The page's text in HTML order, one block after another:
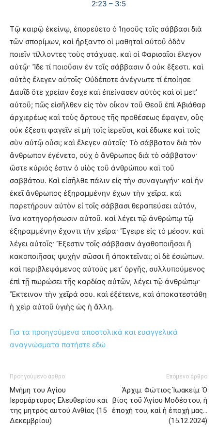
2:23 – 3:5
Τῷ καιρῷ ἐκείνῳ, ἐπορεύετο ὀ Ἰησοῦς τοῖς σάββασι διὰ
τῶν σπορίμων, καὶ ἤρξαντο οἱ μαθηταὶ αὐτοῦ ὁδὸν
ποιεῖν τίλλοντες τοὺς στάχυας. καὶ οἱ Φαρισαῖοι ἔλεγον
αὐτῷ· Ἴδε τί ποιοῦσιν ἐν τοῖς σάββασιν ὃ οὐκ ἔξεστι. καὶ
αὐτὸς ἔλεγεν αὐτοῖς· Οὐδέποτε ἀνέγνωτε τί ἐποίησε
Δαυῒδ ὅτε χρείαν ἔσχε καὶ ἐπείνασεν αὐτὸς καὶ οἱ μετ’
αὐτοῦ; πῶς εἰσῆλθεν εἰς τὸν οἶκον τοῦ Θεοῦ ἐπὶ Ἀβιάθαρ
ἀρχιερέως καὶ τοὺς ἄρτους τῆς προθέσεως ἔφαγεν, οὓς
οὐκ ἔξεστι φαγεῖν εἰ μὴ τοῖς ἱερεῦσι, καὶ ἔδωκε καὶ τοῖς
σὺν αὐτῷ οὖσι; καὶ ἔλεγεν αὐτοῖς· Τὸ σάββατον διὰ τὸν
ἄνθρωπον ἐγένετο, οὐχ ὁ ἄνθρωπος διὰ τὸ σάββατον·
ὥστε κύριός ἐστιν ὁ υἱὸς τοῦ ἀνθρώπου καὶ τοῦ
σαββάτου. Καὶ εἰσῆλθε πάλιν εἰς τὴν συναγωγήν· καὶ ἦν
ἐκεῖ ἄνθρωπος ἐξηραμμένην ἔχων τὴν χεῖρα. καὶ
παρετήρουν αὐτὸν εἰ τοῖς σάββασι θεραπεύσει αὐτόν,
ἵνα κατηγορήσωσιν αὐτοῦ. καὶ λέγει τῷ ἀνθρώπῳ τῷ
ἐξηραμμένην ἔχοντι τὴν χεῖρα· Ἔγειρε εἰς τὸ μέσον. καὶ
λέγει αὐτοῖς· Ἔξεστιν τοῖς σάββασιν ἀγαθοποιῆσαι ἢ
κακοποιῆσαι; ψυχὴν σῶσαι ἢ ἀποκτεῖναι; οἱ δὲ ἐσιώπων.
καὶ περιβλεψάμενος αὐτοὺς μετ’ ὀργῆς, συλλυπούμενος
ἐπὶ τῇ πωρώσει τῆς καρδίας αὐτῶν, λέγει τῷ ἀνθρώπῳ·
Ἔκτεινον τὴν χεῖρά σου. καὶ ἐξέτεινε, καὶ ἀποκατεστάθη
ἡ χεὶρ αὐτοῦ ὑγιὴς ὡς ἡ ἄλλη.
Για τα προηγούμενα αποστολικά και ευαγγελικά
αναγνώσματα πατήστε εδώ
Προηγούμενο άρθρο
Μνήμη του Αγίου
Ιερομάρτυρος Ελευθερίου και
της μητρός αυτού Ανθίας (15
Δεκεμβρίου)
Επόμενο άρθρο
Ἀρχιμ. Φώτιος Ἰωακείμ: Ὁ
βίος τοῦ Ἁγίου Μοδέστου, ἡ
ἐποχή του, καὶ ἡ ἐποχή μας…
(15.12.2024)